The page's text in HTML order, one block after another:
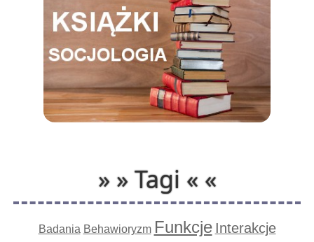
» » Tagi « «
Badania Behawioryzm Funkcje Interakcje